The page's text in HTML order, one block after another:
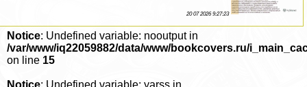
20 07 2026 9:27:23
Notice: Undefined variable: nooutput in
/var/www/iq22059882/data/www/bookcovers.ru/
on line 15
Notice: Undefined variable: yarss in